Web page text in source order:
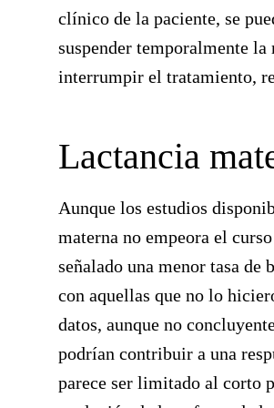
clínico de la paciente, se
suspender temporalmente
interrumpir el tratamiento,
Lactancia
Aunque los estudios
materna no empeora el
señalado una menor tasa de
con aquellas que no lo
datos, aunque no
podrían contribuir a una
parece ser limitado al corto